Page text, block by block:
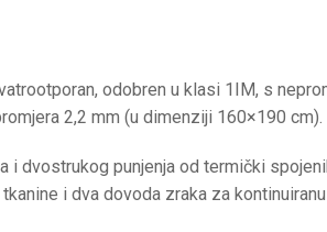
odobren u klasi 1IM, s
2,2 mm (u dimenziji 160×190 cm).
dvostrukog punjenja od termički
i dva dovoda zraka za